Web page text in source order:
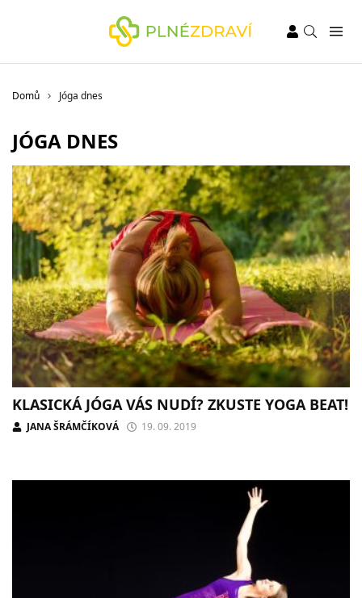
Domů Jóga dnes
JÓGA DNES
KLASICKÁ JÓGA VÁS NUDÍ? ZKUSTE YOGA BEAT!
JANA ŠRÁMČÍKOVÁ 19. 09. 2019